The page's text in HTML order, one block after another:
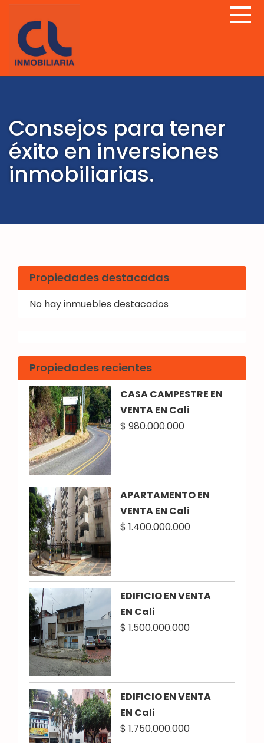
Consejos para tener
éxito en inversiones
inmobiliarias.
Propiedades destacadas
No hay inmuebles destacados
Propiedades recientes
CASA CAMPESTRE EN
VENTA EN Cali
$ 980.000.000
APARTAMENTO EN
VENTA EN Cali
$ 1.400.000.000
EDIFICIO EN VENTA
EN Cali
$ 1.500.000.000
EDIFICIO EN VENTA
EN Cali
$ 1.750.000.000